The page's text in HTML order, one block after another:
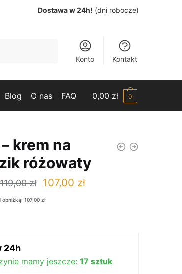
Dostawa w 24h! (dni robocze)
Konto Kontakt
Blog O nas FAQ 0,00 zł 0
krem na
różowaty
119,00zł
Pierwotna
cena
107,00 złAktualna
obniżką: 107,00 zł
24h
mamy jeszcze: 17 sztuk